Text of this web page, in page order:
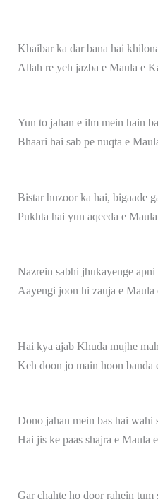
Khaibar ka dar bana hai
Allah re yeh jazba e Maula e
Yun to jahan e ilm mein hain
Bhaari hai sab pe nuqta e
Bistar huzoor ka hai, bigaade
Pukhta hai yun aqeeda e
Nazrein sabhi jhukayenge apni
Aayengi joon hi zauja e Maula
Hai kya ajab Khuda mujhe
Keh doon jo main hoon banda
Dono jahan mein bas hai wahi
Hai jis ke paas shajra e Maula
Gar chahte ho door rahein tum